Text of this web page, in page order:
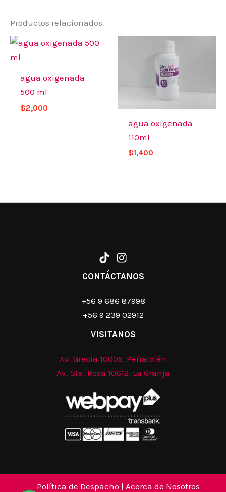
Productos relacionados
agua oxigenada
500 ml
$2,000
agua oxigenada
110ml
$1,400
CONTÁCTANOS
+56 9 686 87998
+56 9 239 02912
VISITANOS
Av. Grecia 10005, Peñalolén
Av. Sta. Rosa 10612, La Granja
Política de Despacho | Acerca de Nosotros